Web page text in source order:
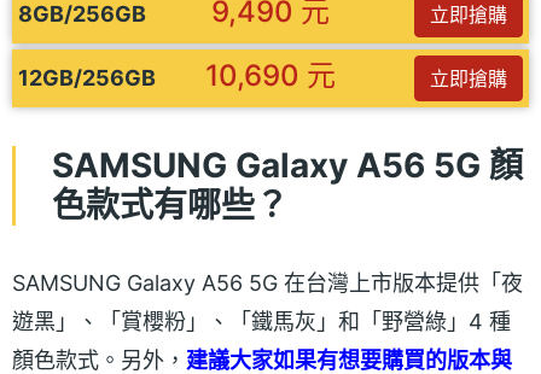
8GB/256GB 9,490 元 立即搶購
12GB/256GB 10,690 元 立即搶購
SAMSUNG Galaxy A56 5G 顏
色款式有哪些？
SAMSUNG Galaxy A56 5G 在台灣上市版本提供「夜
遊黑」、「賞櫻粉」、「鐵馬灰」和「野營綠」4 種
顏色款式。另外， 建議大家如果有想要購買的版本與